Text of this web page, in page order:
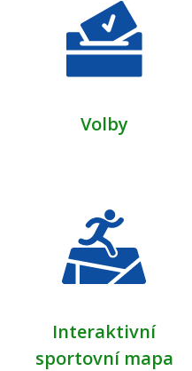
Volby
Interaktivní
sportovní mapa